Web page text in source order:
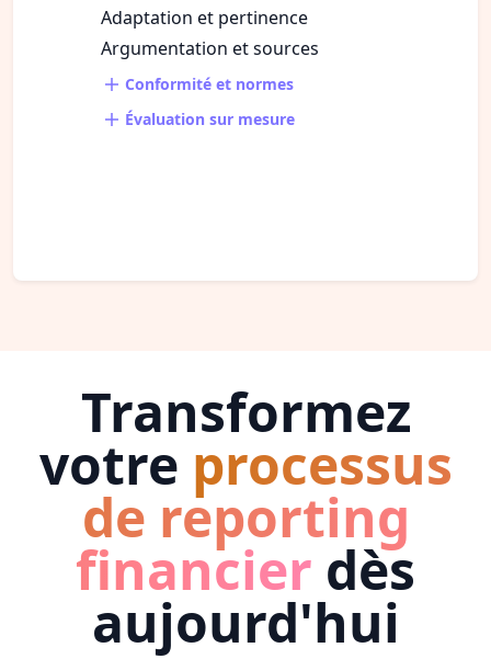
Adaptation et pertinence
Argumentation et sources
Conformité et normes
Évaluation sur mesure
Transformez
votre processus
de reporting
financier dès
aujourd'hui